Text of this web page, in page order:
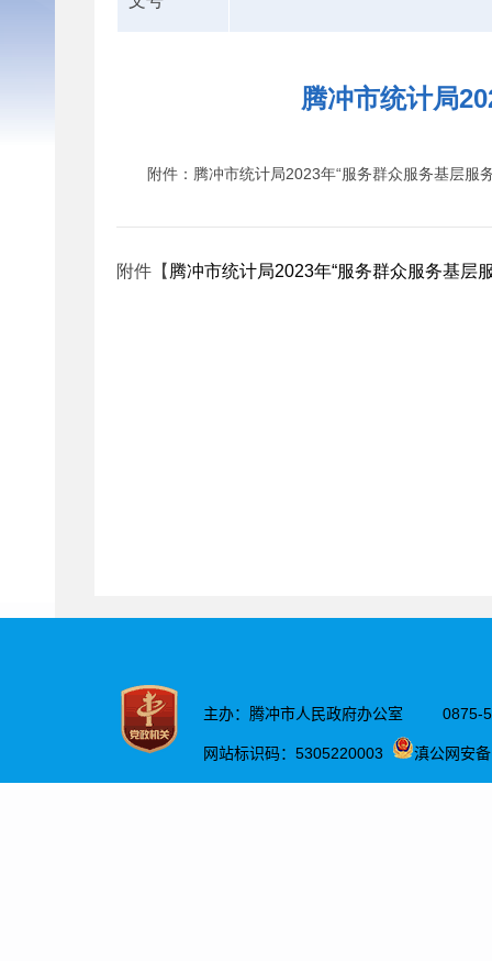
腾冲市统计局
附件：腾冲市统计局2023年“服务群众服务基层服
附件【 腾冲市统计局2023年“服务群众服务基层